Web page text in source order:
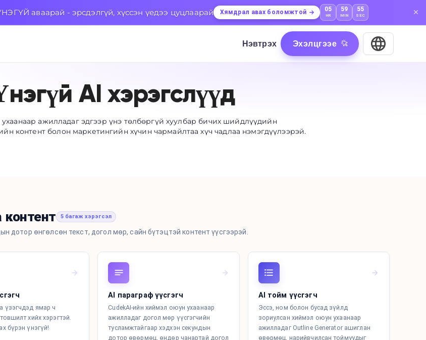
аваарай - эрсдэлгүй, хүссэн үедээ цуцлаарай Хямдрал авах боломжтой 05
HR
59
MIN
55
SEC
Нэвтрэх Эхэлцгээе
AI хэрэгслүүд
ажилладаг эдгээр үнэ төлбөргүй хуулбар бичих шийдлүүдийн
контент болон маркетингийн хүчин чармайлтаа хүч чадлаа нэмэгдүүлээрэй.
контент 5 багаж хэрэгсэл
дотор өнгөлсөн текст, догол мөр, сайн бүтэцтэй контент үүсгээрэй.
үзэгчдэд ямар ч
хийх хэрэгтэй.
бүрэн үнэгүй!
AI параграф үүсгэгч
CudekAI-ийн хиймэл оюун ухаанаар
ажилладаг догол мөр үүсгэгчийн
тусламжтайгаар хэдхэн секундын
дотор өвөрмөц, өндөр чанартай догол
AI тойм үүсгэгч
Эссэ, ном болон бусад зүйлд
зориулсан хиймэл оюун ухаанаар
ажилладаг Outline Generator ашиглан
өвөрмөц, нарийвчилсан тоймуудыг